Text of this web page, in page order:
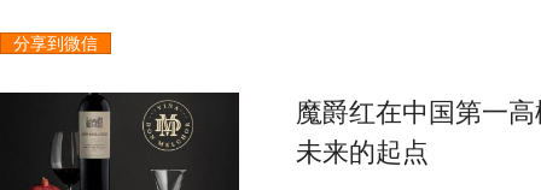
分享到微信
魔爵红在中国第一
未来的起点